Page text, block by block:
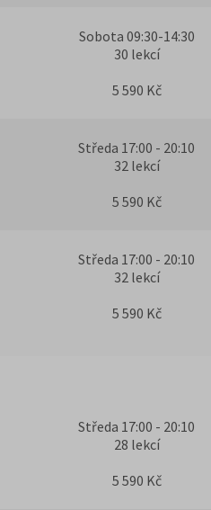
Sobota 09:30-14:30
30 lekcí
5 590 Kč
Středa 17:00 - 20:10
32 lekcí
5 590 Kč
Středa 17:00 - 20:10
32 lekcí
5 590 Kč
Středa 17:00 - 20:10
28 lekcí
5 590 Kč